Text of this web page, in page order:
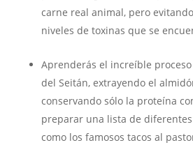
carne real animal, pero
niveles de toxinas que se
Aprenderás el increíble
del Seitán, extrayendo el
conservando sólo la proteína
preparar una lista de
como los famosos tacos al